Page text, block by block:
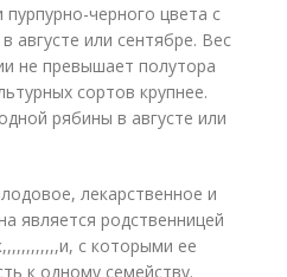
черного цвета с
августе или сентябре. Вес
не превышает полутора
сортов крупнее.
рябины в августе или
лекарственное и
является родственницей
с которыми ее
к одному семейству.